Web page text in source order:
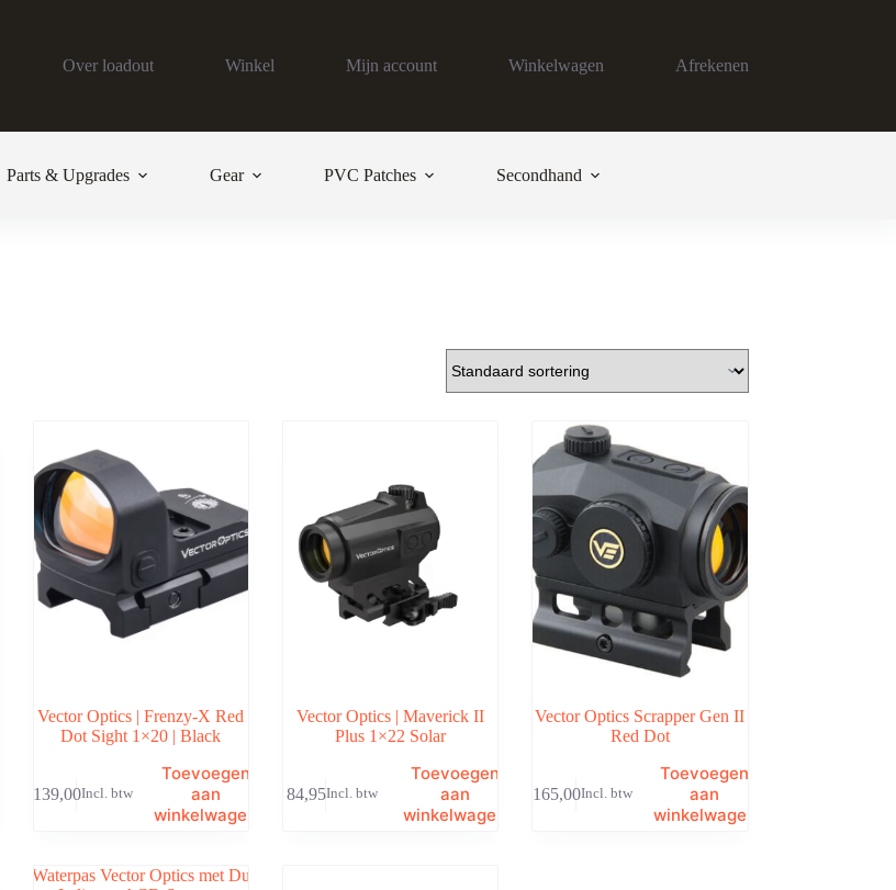
Over loadout Winkel Mijn account Winkelwagen Afrekenen
Parts & Upgrades Gear PVC Patches Secondhand
Vector Optics | Frenzy-X Red
Dot Sight 1×20 | Black
139,00Incl. btw
Toevoegen
aan
winkelwagen
Vector Optics | Maverick II
Plus 1×22 Solar
84,95Incl. btw
Toevoegen
aan
winkelwagen
Vector Optics Scrapper Gen II
Red Dot
165,00Incl. btw
Toevoegen
aan
winkelwagen